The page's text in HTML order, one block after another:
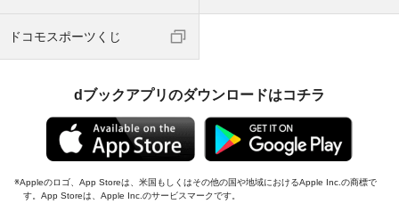
ドコモスポーツくじ
dブックアプリのダウンロードはコチラ
Appleのロゴ、App Storeは、米国もしくはその他の国や地域におけるApple Inc.の商標で
す。App Storeは、Apple Inc.のサービスマークです。